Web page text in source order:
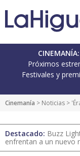
CINEMANÍA:
Próximos
Festivales y
Cinemanía > Noticias >
Destacado: Buzz
enfrentan a un nuevo